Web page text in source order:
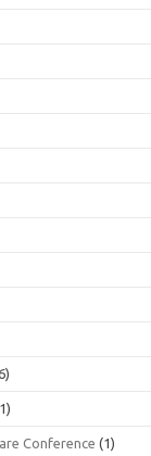
Conference (1)